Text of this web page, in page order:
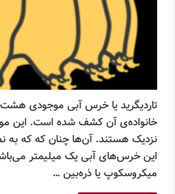
خانواده‌ی آن کشف شده است. این
نزدیک هستند. آن‌ها چنان که که
این خرس‌های آبی یک میلیمتر
میکروسکوپ یا ذره‌بین …